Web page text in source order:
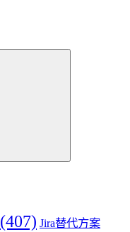
(407) Jira替代方案